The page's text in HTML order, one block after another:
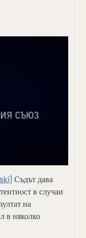
Съдът дава
в случаи
на
в няколко